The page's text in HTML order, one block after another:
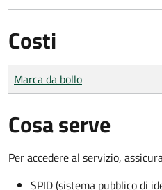
Costi
Tipo di pagamento
Importo
Marca da bollo
Cosa serve
Per accedere al servizio,
SPID (sistema pubblico di